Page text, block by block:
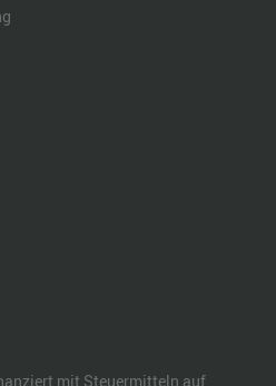
mit Steuermitteln auf